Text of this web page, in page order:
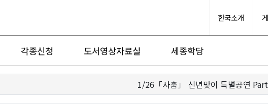
한국소개
각종신청 도서영상자료실 세종학당
1/26「사춤」 신년맞이 특별공연